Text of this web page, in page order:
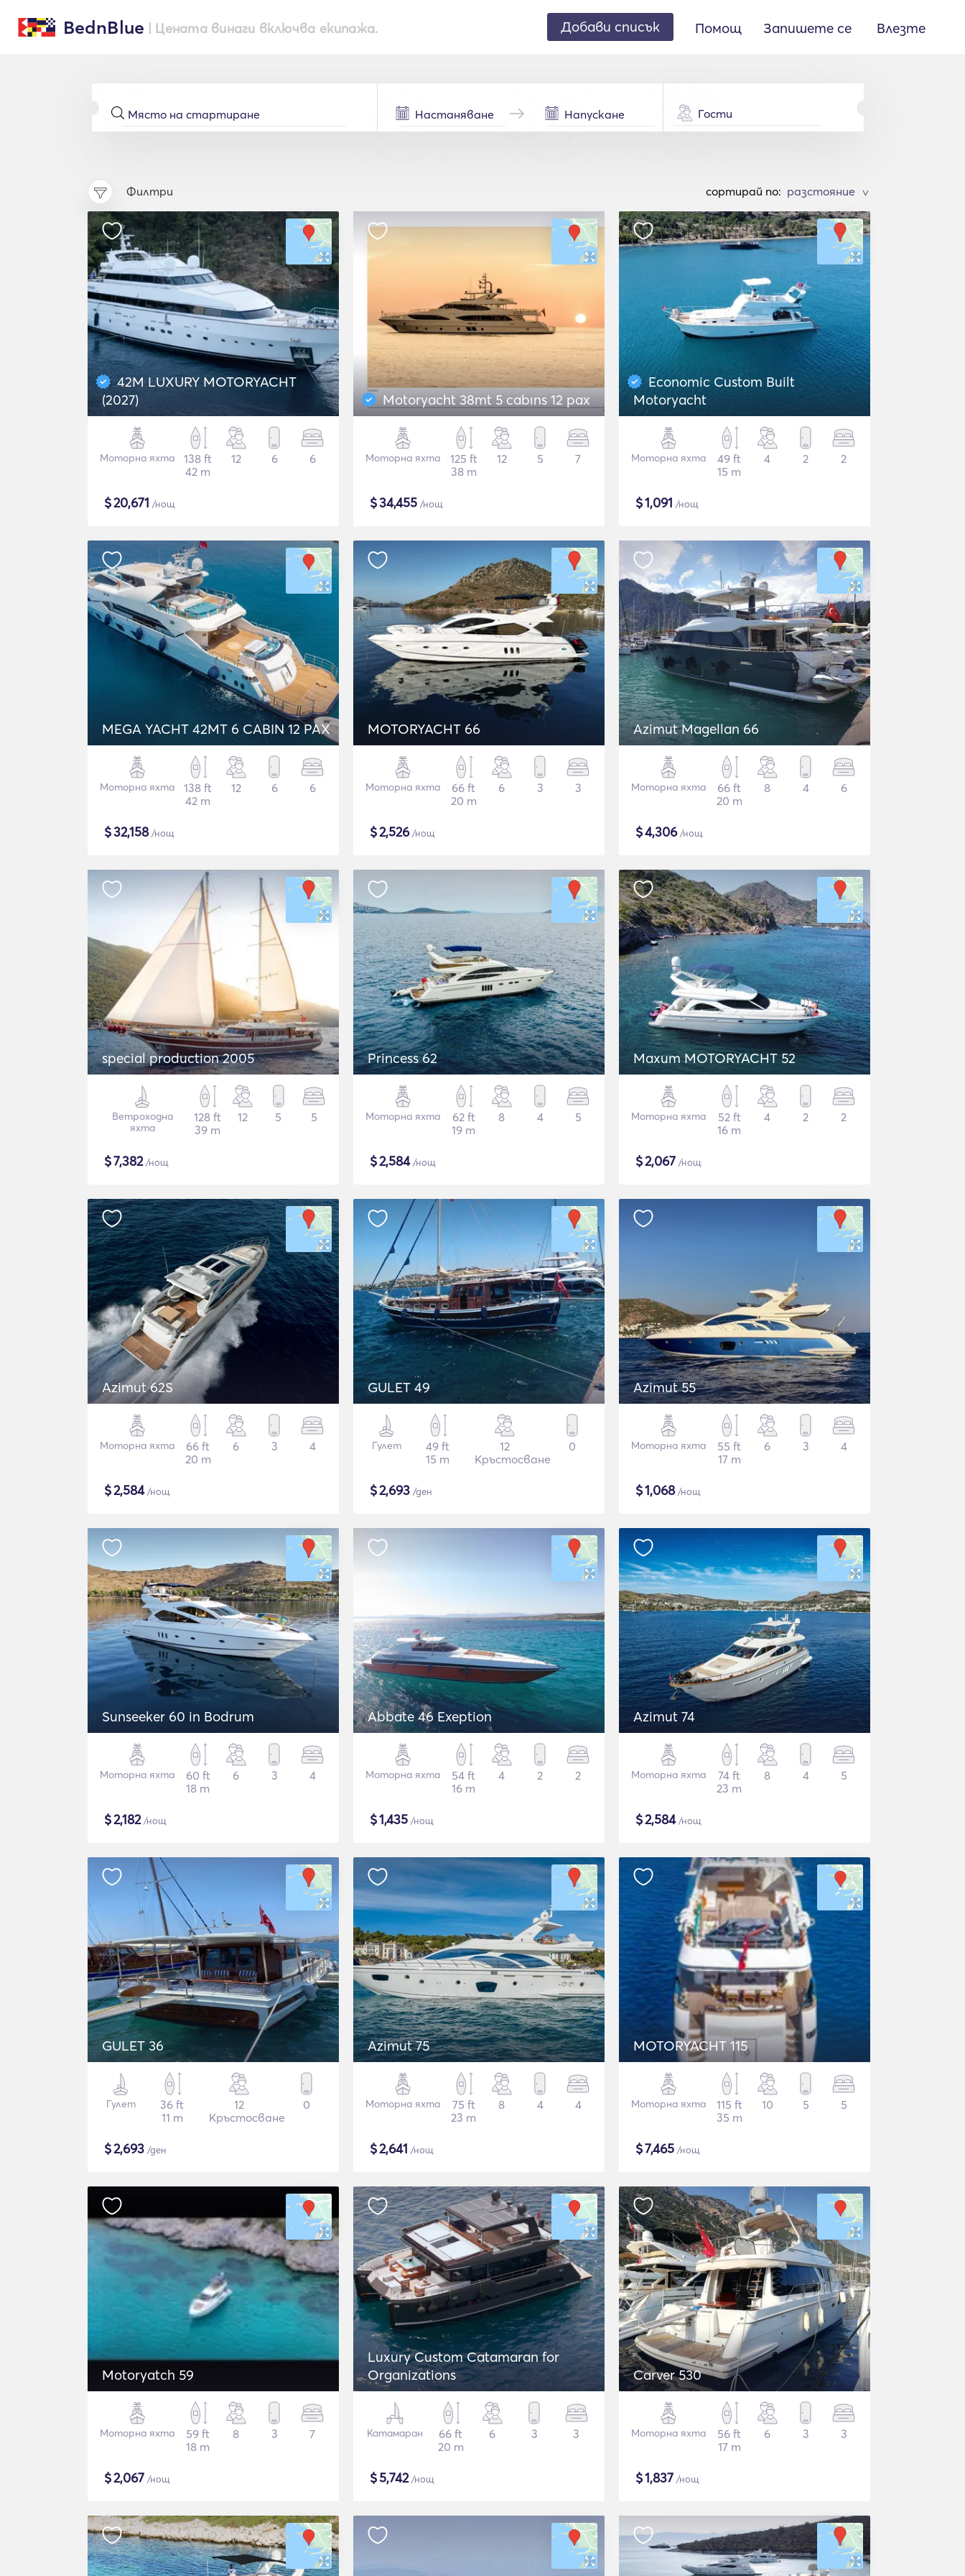
BednBlue | Цената винаги включва екипажа. Добави списък Помощ Запишете се Влезте
Гости
Филтри cортирай по: >
42M LUXURY MOTORYACHT
(2027)
Моторна яхта
138 ft
42 m
12 6 6
$20,671 /нощ
Motoryacht 38mt 5 cabıns 12 pax
Моторна яхта
125 ft
38 m
12 5 7
$34,455 /нощ
Economic Custom Built
Motoryacht
Моторна яхта
49 ft
15 m
4 2 2
$1,091 /нощ
MEGA YACHT 42MT 6 CABIN 12 PAX
Моторна яхта
138 ft
42 m
12 6 6
$32,158/нощ
MOTORYACHT 66
Моторна яхта
66 ft
20 m
6 3 3
$2,526/нощ
Azimut Magellan 66
Моторна яхта
66 ft
20 m
8 4 6
$4,306/нощ
special production 2005
Ветроходна
яхта
128 ft
39 m
12 5 5
$7,382/нощ
Princess 62
Моторна яхта
62 ft
19 m
8 4 5
$2,584/нощ
Maxum MOTORYACHT 52
Моторна яхта
52 ft
16 m
4 2 2
$2,067 /нощ
Azimut 62S
Моторна яхта
66 ft
20 m
6 3 4
$2,584/нощ
GULET 49
Гулет
49 ft
15 m
12
Кръстосване
0
$2,693 /ден
Azimut 55
Моторна яхта
55 ft
17 m
6 3 4
$1,068/нощ
Sunseeker 60 in Bodrum
Моторна яхта
60 ft
18 m
6 3 4
$2,182/нощ
Abbate 46 Exeption
Моторна яхта
54 ft
16 m
4 2 2
$1,435 /нощ
Azimut 74
Моторна яхта
74 ft
23 m
8 4 5
$2,584/нощ
GULET 36
Гулет
36 ft
11 m
12
Кръстосване
0
$2,693 /ден
Azimut 75
Моторна яхта
75 ft
23 m
8 4 4
$2,641 /нощ
MOTORYACHT 115
Моторна яхта
115 ft
35 m
10 5 5
$7,465 /нощ
Motoryatch 59
Моторна яхта
59 ft
18 m
8 3 7
$2,067 /нощ
Luxury Custom Catamaran for
Organizations
Катамаран
66 ft
20 m
6 3 3
$5,742/нощ
Carver 530
Моторна яхта
56 ft
17 m
6 3 3
$1,837 /нощ